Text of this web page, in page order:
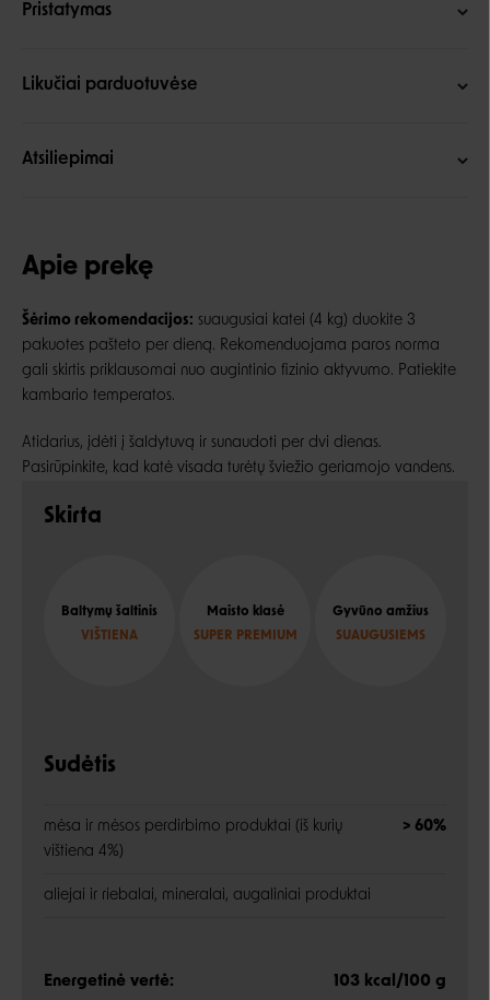
Pristatymas
Likučiai parduotuvėse
Atsiliepimai
Apie prekę
Šėrimo rekomendacijos: suaugusiai katei (4 kg) duokite 3
pakuotes pašteto per dieną. Rekomenduojama paros norma
gali skirtis priklausomai nuo augintinio fizinio aktyvumo. Patiekite
kambario temperatos.
Atidarius, įdėti į šaldytuvą ir sunaudoti per dvi dienas.
Pasirūpinkite, kad katė visada turėtų šviežio geriamojo vandens.
Skirta
Baltymų šaltinis
VIŠTIENA
Maisto klasė
SUPER PREMIUM
Gyvūno amžius
SUAUGUSIEMS
Sudėtis
mėsa ir mėsos perdirbimo produktai (iš kurių
vištiena 4%)
> 60%
aliejai ir riebalai, mineralai, augaliniai produktai
Energetinė vertė: 103 kcal/100 g